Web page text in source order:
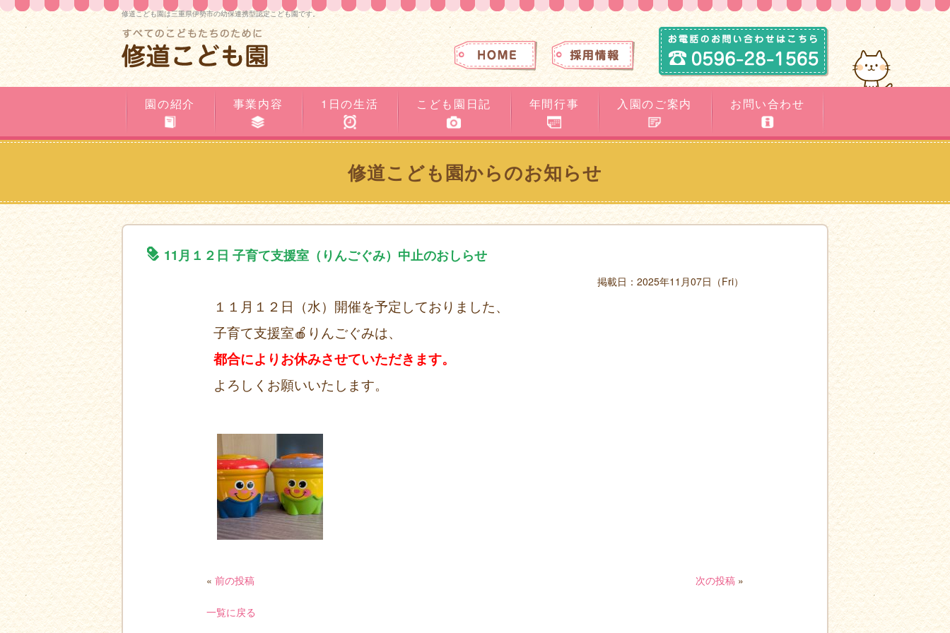
修道こども園は三重県伊勢市の幼保連携型認定こども園です。
修道こども園
園の紹介 事業内容 1日の生活 こども園日記 年間行事 入園のご案内 お問い合わせ
修道こども園からのお知らせ
11月１２日 子育て支援室（りんごぐみ）中止のおしらせ
掲載日：2025年11月07日（Fri）
１１月１２日（水）開催を予定しておりました、
子育て支援室🍎りんごぐみは、
都合によりお休みさせていただきます。
よろしくお願いいたします。
« 前の投稿 次の投稿 »
一覧に戻る